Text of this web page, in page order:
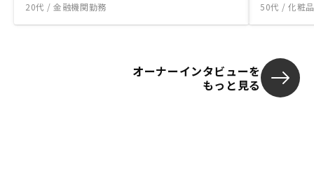
20代 / 金融機関勤務 50代 / 化粧
オーナーインタビューを
もっと見る